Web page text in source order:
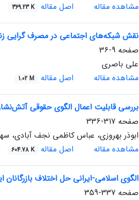
مشاهده مقاله
اصل مقاله 369.23 K
نقش شبکه‌های اجتماعی در مصرف گرایی
صفحه 9-36
علی باصری
مشاهده مقاله
اصل مقاله 1.02 M
بررسی قابلیت اعمال الگوی حقوقی
صفحه 317-336
ابوذر بهروزی، عباس کاظمی نجف آبادی،
مشاهده مقاله
اصل مقاله 604.78 K
الگوی اسلامی-ایرانی حل اختلاف
صفحه 337-359